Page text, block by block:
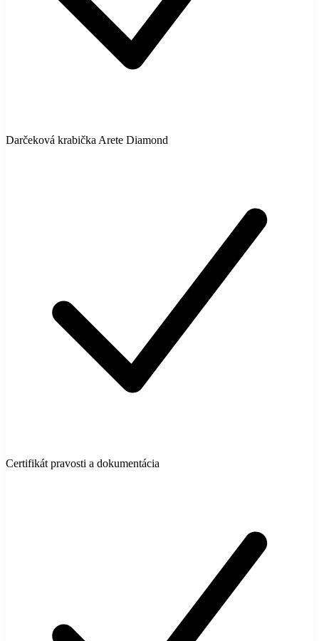
Darčeková krabička Arete Diamond
Certifikát pravosti a dokumentácia